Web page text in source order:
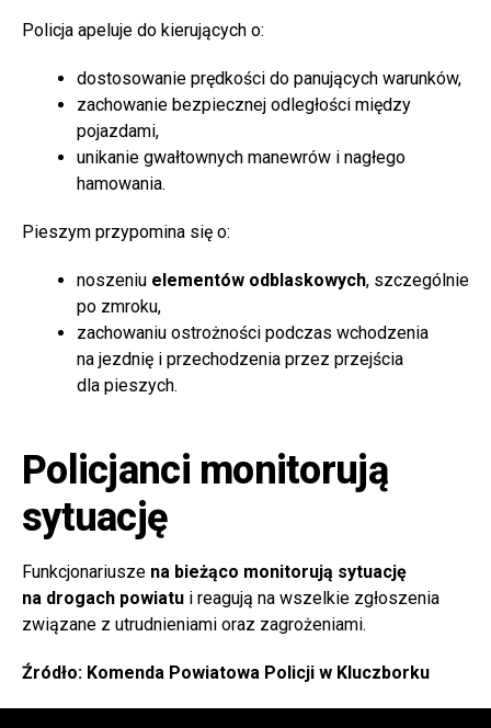
Policja apeluje do kierujących o:
dostosowanie prędkości do panujących warunków,
zachowanie bezpiecznej odległości między
pojazdami,
unikanie gwałtownych manewrów i nagłego
hamowania.
Pieszym przypomina się o:
noszeniu elementów odblaskowych, szczególnie
po zmroku,
zachowaniu ostrożności podczas wchodzenia
na jezdnię i przechodzenia przez przejścia
dla pieszych.
Policjanci monitorują
sytuację
Funkcjonariusze na bieżąco monitorują sytuację
na drogach powiatu i reagują na wszelkie zgłoszenia
związane z utrudnieniami oraz zagrożeniami.
Źródło: Komenda Powiatowa Policji w Kluczborku